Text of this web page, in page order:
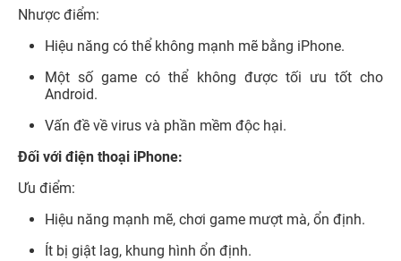
Nhược điểm:
Hiệu năng có thể không mạnh mẽ bằng iPhone.
Một số game có thể không được tối ưu tốt cho
Android.
Vấn đề về virus và phần mềm độc hại.
Đối với điện thoại iPhone:
Ưu điểm:
Hiệu năng mạnh mẽ, chơi game mượt mà, ổn định.
Ít bị giật lag, khung hình ổn định.